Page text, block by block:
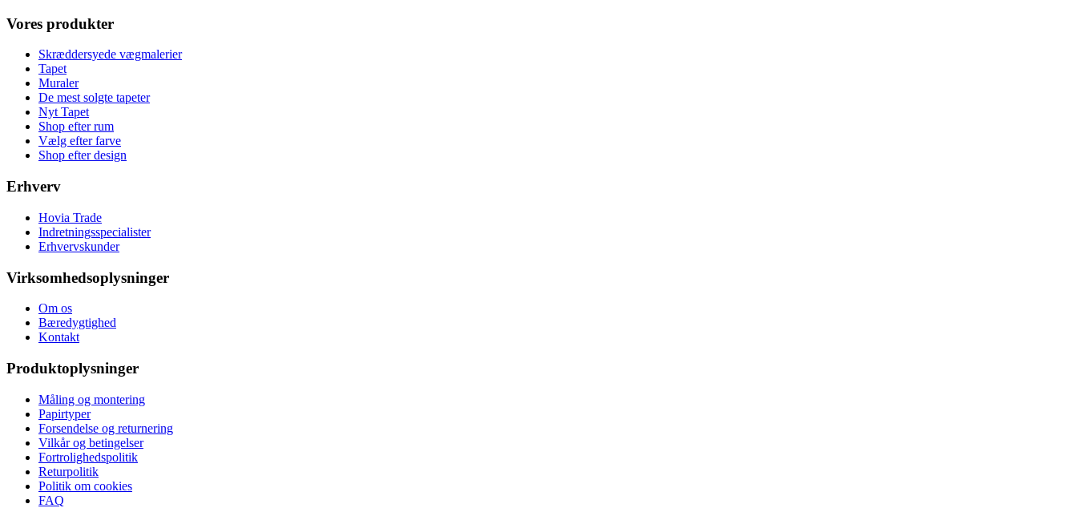
Vores produkter
Skræddersyede vægmalerier
Tapet
Muraler
De mest solgte tapeter
Nyt Tapet
Shop efter rum
Vælg efter farve
Shop efter design
Erhverv
Hovia Trade
Indretningsspecialister
Erhvervskunder
Virksomhedsoplysninger
Om os
Bæredygtighed
Kontakt
Produktoplysninger
Måling og montering
Papirtyper
Forsendelse og returnering
Vilkår og betingelser
Fortrolighedspolitik
Returpolitik
Politik om cookies
FAQ